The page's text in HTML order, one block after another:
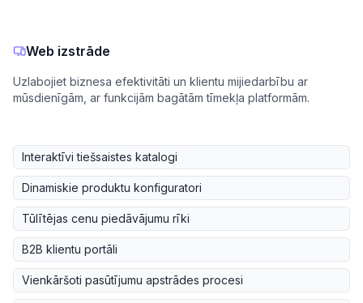
Web izstrāde
Uzlabojiet biznesa efektivitāti un klientu mijiedarbību ar
mūsdienīgām, ar funkcijām bagātām tīmekļa platformām.
Interaktīvi tiešsaistes katalogi
Dinamiskie produktu konfiguratori
Tūlītējas cenu piedāvājumu rīki
B2B klientu portāli
Vienkāršoti pasūtījumu apstrādes procesi